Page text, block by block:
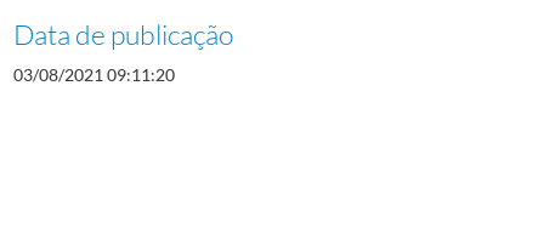
Data de publicação
03/08/2021 09:11:20